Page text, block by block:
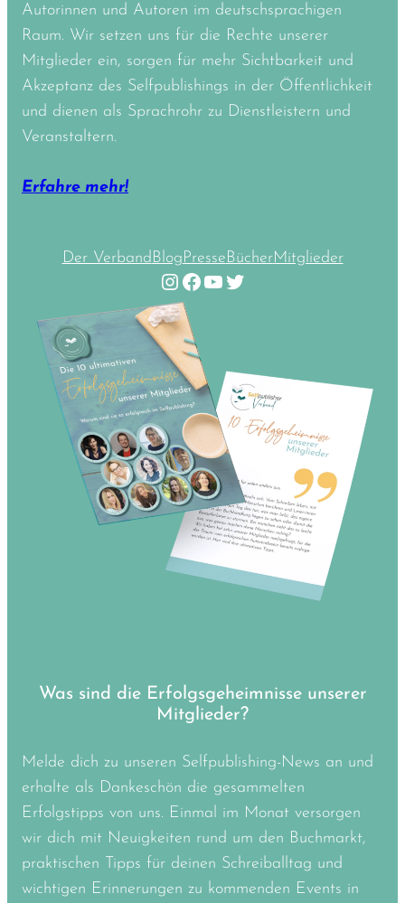
Autorinnen und Autoren im deutschsprachigen
Raum. Wir setzen uns für die Rechte unserer
Mitglieder ein, sorgen für mehr Sichtbarkeit und
Akzeptanz des Selfpublishings in der Öffentlichkeit
und dienen als Sprachrohr zu Dienstleistern und
Veranstaltern.
Erfahre mehr!
Der VerbandBlogPresseBücherMitglieder
Instagram Facebook YouTube Twitter
Was sind die Erfolgsgeheimnisse unserer
Mitglieder?
Melde dich zu unseren Selfpublishing-News an und
erhalte als Dankeschön die gesammelten
Erfolgstipps von uns. Einmal im Monat versorgen
wir dich mit Neuigkeiten rund um den Buchmarkt,
praktischen Tipps für deinen Schreiballtag und
wichtigen Erinnerungen zu kommenden Events in